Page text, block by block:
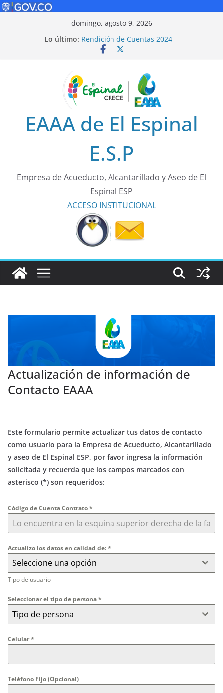
domingo, agosto 9, 2026
Lo último: Rendición de Cuentas 2024
Política de Seguridad Vial
Tarifas 2025
EAAA de El Espinal
E.S.P
Empresa de Acueducto, Alcantarillado y Aseo de El
Espinal ESP
ACCESO INSTITUCIONAL
Actualización de información de
Contacto EAAA
Este formulario permite actualizar tus datos de contacto
como usuario para la Empresa de Acueducto, Alcantarillado
y aseo de El Espinal ESP, por favor ingresa la información
solicitada y recuerda que los campos marcados con
asterisco (*) son requeridos:
Código de Cuenta Contrato*
Actualizo los datos en calidad de:*
Seleccione una opción
Tipo de usuario
Seleccionar el tipo de persona*
Tipo de persona
Celular*
Teléfono Fijo (Opcional)